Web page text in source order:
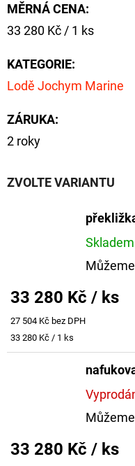
MĚRNÁ CENA:
Měrná
33 280 Kč / 1 ks
KATEGORIE:
Lodě Jochym Marine
ZÁRUKA:
2 roky
ZVOLTE VARIANTU
Skladem
33 280 Kč / ks
27 504 Kč bez DPH
Měrná
cena:
33 280 Kč / 1 ks
33 280 Kč / ks